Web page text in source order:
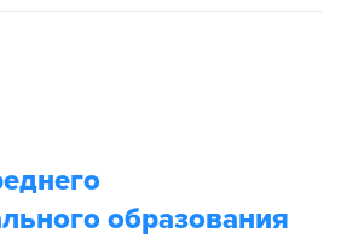
образования